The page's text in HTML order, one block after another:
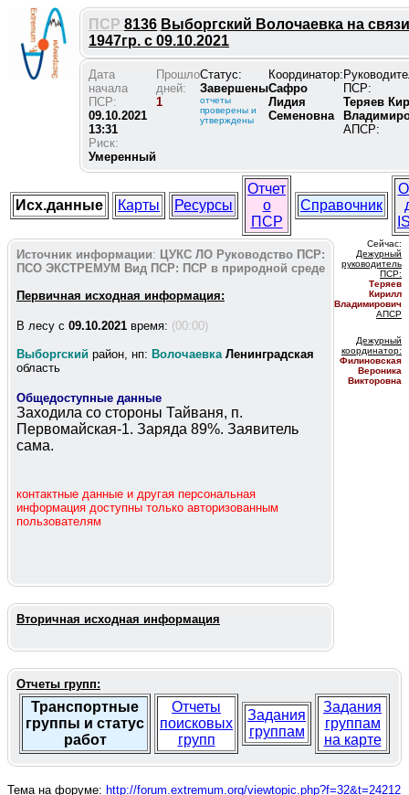
ПСР 8136 Выборгский Волочаевка на
1947гр. с 09.10.2021
Дата
начала
ПСР:
09.10.2021
13:31
Риск:
Умеренный
Прошло
дней:
1
Статус:
Завершены
отчеты
проверены и
утверждены
Координатор:
Сафро
Лидия
Семеновна
ПСР:
Теряев
АПСР:
Исх.данные Карты Ресурсы
Отчет
о
ПСР
Справочник
Источник информации: ЦУКС ЛО Руководство ПСР:
ПСО ЭКСТРЕМУМ Вид ПСР: ПСР в природной среде
Первичная исходная информация:
В лесу c 09.10.2021 время: (00:00)
Выборгский район, нп: Волочаевка Ленинградская
область
Общедоступные данные
Заходила со стороны Тайваня, п.
Первомайская-1. Заряда 89%. Заявитель
сама.
контактные данные и другая персональная
информация доступны только авторизованным
пользователям
Сейчас:
Дежурный
руководитель
ПСР:
Теряев
Кирилл
Владимирович
АПСР
Дежурный
координатор:
Филиновская
Вероника
Викторовна
Вторичная исходная информация
Отчеты групп:
Транспортные
группы и статус
работ
Отчеты
поисковых
групп
Задания
группам
Задания
группам
на карте
Тема на форуме: http://forum.extremum.org/viewtopic.php?f=32&t=24212